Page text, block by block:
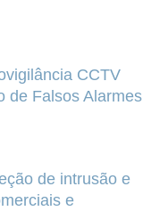
CCTV
de Falsos Alarmes
de intrusão e
e